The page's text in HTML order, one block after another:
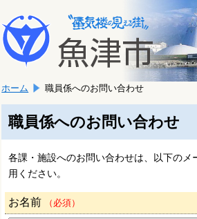
文
へ
移
ま
す。
こ
か
文
で
す。
ホーム 職員係へのお問い合わせ
職員係へのお問い合わせ
各課・施設へのお問い合わせは、以下のメ
用ください。
お名前 （必須）